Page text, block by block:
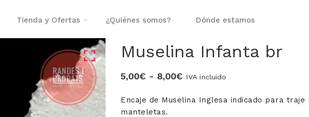
Tienda y Ofertas ¿Quiénes somos? Dónde estamos
Muselina Infanta br
5,00€ - 8,00€ Rango
precios:
IVA incluido
Encaje de Muselina Inglesa indicado para traje
manteletas.